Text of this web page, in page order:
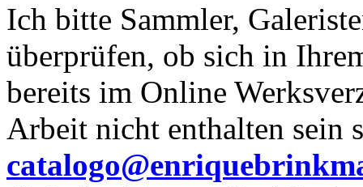
Ich bitte Sammler,
überprüfen, ob sich in
bereits im Online
Arbeit nicht enthalten sein